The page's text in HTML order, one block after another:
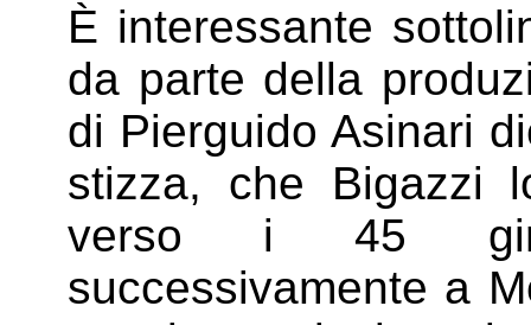
È interessante
da parte della
di Pierguido Asinari
stizza, che Bigazzi
verso i 45 giri,
successivamente a